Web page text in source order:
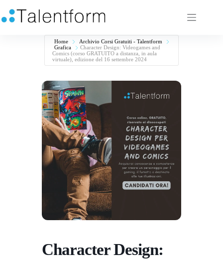
Home
Archivio Corsi Gratuiti - Talentform
Grafica
Character Design: Videogames and
Comics (corso GRATUITO a distanza, in aula
virtuale), edizione del 16 settembre 2024
Character Design: